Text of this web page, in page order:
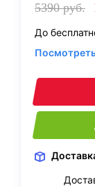
5390руб.
До